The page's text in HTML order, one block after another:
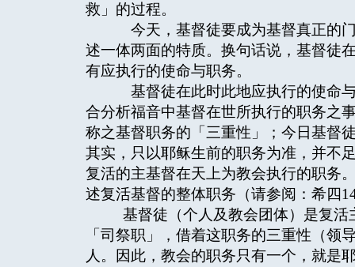
救」的过程。
今天，基督徒要成为基督真正的
述一体两面的特质。换句话说，基督徒
有应执行的使命与职务。
基督徒在此时此地应执行的使命
合分析福音中基督在世所执行的职务之
称之基督职务的「三重性」；今日基督
其实，只以耶稣生前的职务为准，并不
复活的主基督在天上为教会执行的职务
述复活基督的整体职务（请参阅：希四
基督徒（个人及教会团体）是复活
「司祭职」，借着这职务的三重性（
人。因此，教会的职务只有一个，就是